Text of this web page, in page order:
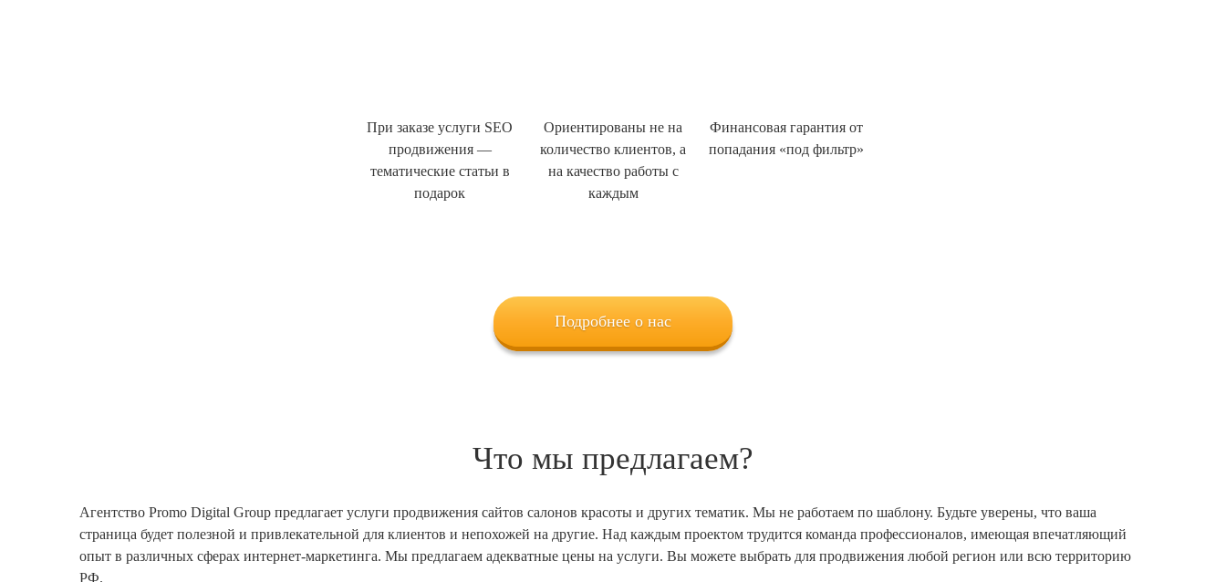
При заказе услуги SEO
продвижения —
тематические статьи в
подарок
Ориентированы не на
количество клиентов, а
на качество работы с
каждым
Финансовая гарантия от
попадания «под фильтр»
Подробнее о нас
Что мы предлагаем?
Агентство Promo Digital Group предлагает услуги продвижения сайтов салонов красоты и других тематик. Мы не работаем по шаблону. Будьте уверены, что ваша
страница будет полезной и привлекательной для клиентов и непохожей на другие. Над каждым проектом трудится команда профессионалов, имеющая впечатляющий
опыт в различных сферах интернет-маркетинга. Мы предлагаем адекватные цены на услуги. Вы можете выбрать для продвижения любой регион или всю территорию
РФ.